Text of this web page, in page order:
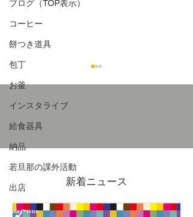
ブログ（TOP表示）
コーヒー
餅つき道具
包丁
お釜
インスタライブ
給食器具
納品
若旦那の課外活動
出店
7/4(金)-19(日)吉原ポイン
ト3倍DAYS新着ニュース